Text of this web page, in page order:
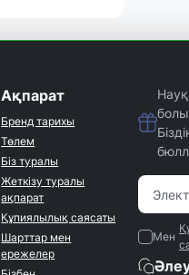
Ақпарат
Бренд тарихы
Төлем
Біз туралы
Жеткізу туралы
ақпарат
Құпиялылық саясаты
Шарттар мен
ережелер
Мен